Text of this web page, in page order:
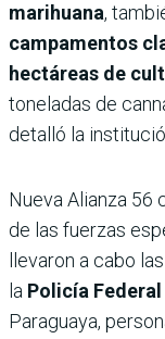
marihuana,
campamentos
hectáreas de
toneladas de
detalló la
Nueva Alianza 56
de las fuerzas
llevaron a cabo
la Policía Federal
Paraguaya,